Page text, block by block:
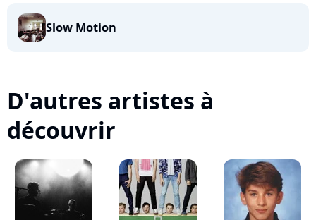
Slow Motion
D'autres artistes à
découvrir